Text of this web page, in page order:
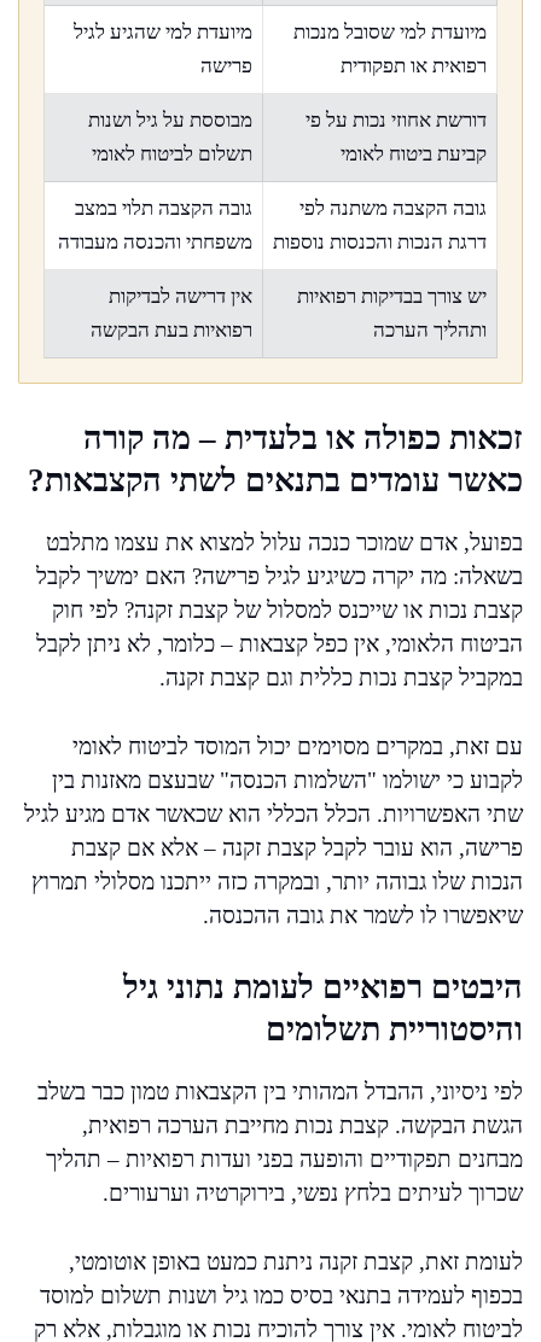
מיועדת למי שסובל מנכות
רפואית או תפקודית
מיועדת למי שהגיע לגיל
פרישה
דורשת אחוזי נכות על פי
קביעת ביטוח לאומי
מבוססת על גיל ושנות
תשלום לביטוח לאומי
גובה הקצבה משתנה לפי
דרגת הנכות והכנסות נוספות
גובה הקצבה תלוי במצב
משפחתי והכנסה מעבודה
יש צורך בבדיקות רפואיות
ותהליך הערכה
אין דרישה לבדיקות
רפואיות בעת הבקשה
זכאות כפולה או בלעדית – מה קורה
כאשר עומדים בתנאים לשתי הקצבאות?
בפועל, אדם שמוכר כנכה עלול למצוא את עצמו מתלבט
בשאלה: מה יקרה כשיגיע לגיל פרישה? האם ימשיך לקבל
קצבת נכות או שייכנס למסלול של קצבת זקנה? לפי חוק
הביטוח הלאומי, אין כפל קצבאות – כלומר, לא ניתן לקבל
במקביל קצבת נכות כללית וגם קצבת זקנה.
עם זאת, במקרים מסוימים יכול המוסד לביטוח לאומי
לקבוע כי ישולמו "השלמות הכנסה" שבעצם מאזנות בין
שתי האפשרויות. הכלל הכללי הוא שכאשר אדם מגיע לגיל
פרישה, הוא עובר לקבל קצבת זקנה – אלא אם קצבת
הנכות שלו גבוהה יותר, ובמקרה כזה ייתכנו מסלולי תמרוץ
שיאפשרו לו לשמר את גובה ההכנסה.
היבטים רפואיים לעומת נתוני גיל
והיסטוריית תשלומים
לפי ניסיוני, ההבדל המהותי בין הקצבאות טמון כבר בשלב
הגשת הבקשה. קצבת נכות מחייבת הערכה רפואית,
מבחנים תפקודיים והופעה בפני ועדות רפואיות – תהליך
שכרוך לעיתים בלחץ נפשי, בירוקרטיה וערעורים.
לעומת זאת, קצבת זקנה ניתנת כמעט באופן אוטומטי,
בכפוף לעמידה בתנאי בסיס כמו גיל ושנות תשלום למוסד
לביטוח לאומי. אין צורך להוכיח נכות או מוגבלות, אלא רק